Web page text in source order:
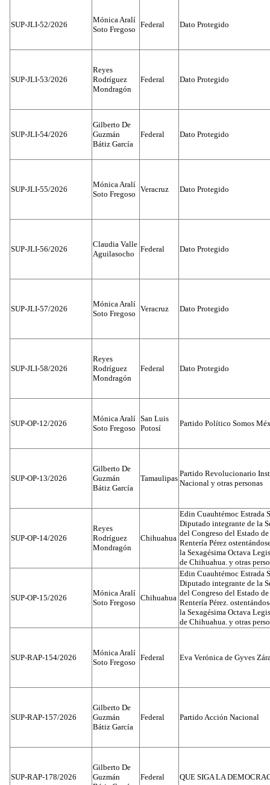
SUP-JLI-52/2026
Mónica Aralí
Soto Fregoso
Federal Dato Protegido
SUP-JLI-53/2026
Reyes
Rodríguez
Mondragón
Federal Dato Protegido
SUP-JLI-54/2026
Gilberto De
Guzmán
Bátiz García
Federal Dato Protegido
SUP-JLI-55/2026
Mónica Aralí
Soto Fregoso
Veracruz Dato Protegido
SUP-JLI-56/2026
Claudia Valle
Aguilasocho
Federal Dato Protegido
SUP-JLI-57/2026
Mónica Aralí
Soto Fregoso
Veracruz Dato Protegido
SUP-JLI-58/2026
Reyes
Rodríguez
Mondragón
Federal Dato Protegido
SUP-OP-12/2026
Mónica Aralí
Soto Fregoso
San Luis
Potosí
Partido Político Somos
SUP-OP-13/2026
Gilberto De
Guzmán
Bátiz García
Tamaulipas
Partido Revolucionario
Nacional y otras personas
SUP-OP-14/2026
Reyes
Rodríguez
Mondragón
Chihuahua
Edin Cuauhtémoc Estrada
Diputado integrante de la
del Congreso del Estado
Rentería Pérez
la Sexagésima Octava
de Chihuahua. y otras
SUP-OP-15/2026
Mónica Aralí
Soto Fregoso
Chihuahua
Edin Cuauhtémoc Estrada
Diputado integrante de la
del Congreso del Estado
Rentería Pérez.
la Sexagésima Octava
de Chihuahua. y otras
SUP-RAP-154/2026
Mónica Aralí
Soto Fregoso
Federal Eva Verónica de Gyves
SUP-RAP-157/2026
Gilberto De
Guzmán
Bátiz García
Federal Partido Acción Nacional
SUP-RAP-178/2026
Gilberto De
Guzmán
Federal QUE SIGA LA